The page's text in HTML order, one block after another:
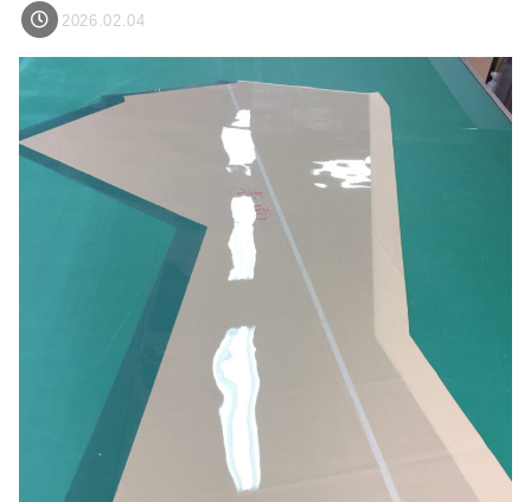
2026.02.04